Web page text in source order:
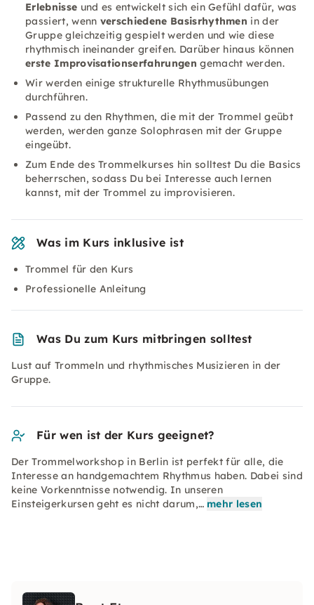
Erlebnisse und es entwickelt sich ein Gefühl dafür, was
passiert, wenn verschiedene Basisrhythmen in der
Gruppe gleichzeitig gespielt werden und wie diese
rhythmisch ineinander greifen. Darüber hinaus können
erste Improvisationserfahrungen gemacht werden.
Wir werden einige strukturelle Rhythmusübungen
durchführen.
Passend zu den Rhythmen, die mit der Trommel geübt
werden, werden ganze Solophrasen mit der Gruppe
eingeübt.
Zum Ende des Trommelkurses hin solltest Du die Basics
beherrschen, sodass Du bei Interesse auch lernen
kannst, mit der Trommel zu improvisieren.
Was im Kurs inklusive ist
Trommel für den Kurs
Professionelle Anleitung
Was Du zum Kurs mitbringen solltest
Lust auf Trommeln und rhythmisches Musizieren in der
Gruppe.
Für wen ist der Kurs geeignet?
Der Trommelworkshop in Berlin ist perfekt für alle, die
Interesse an handgemachtem Rhythmus haben. Dabei sind
keine Vorkenntnisse notwendig. In unseren
Einsteigerkursen geht es nicht darum,… mehr lesen